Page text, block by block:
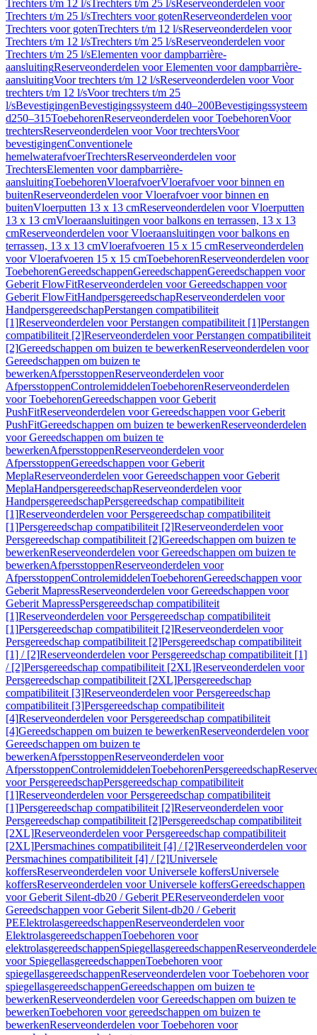
Trechters t/m 12 l/sTrechters t/m 25 l/sReserveonderdelen voor
Trechters t/m 25 l/sTrechters voor gotenReserveonderdelen voor
Trechters voor gotenTrechters t/m 12 l/sReserveonderdelen voor
Trechters t/m 12 l/sTrechters t/m 25 l/sReserveonderdelen voor
Trechters t/m 25 l/sElementen voor dampbarrière-
aansluitingReserveonderdelen voor Elementen voor dampbarrière-
aansluitingVoor trechters t/m 12 l/sReserveonderdelen voor Voor
trechters t/m 12 l/sVoor trechters t/m 25
l/sBevestigingenBevestigingssysteem d40–200Bevestigingssysteem
d250–315ToebehorenReserveonderdelen voor ToebehorenVoor
trechtersReserveonderdelen voor Voor trechtersVoor
bevestigingenConventionele
hemelwaterafvoerTrechtersReserveonderdelen voor
TrechtersElementen voor dampbarrière-
aansluitingToebehorenVloerafvoerVloerafvoer voor binnen en
buitenReserveonderdelen voor Vloerafvoer voor binnen en
buitenVloerputten 13 x 13 cmReserveonderdelen voor Vloerputten
13 x 13 cmVloeraansluitingen voor balkons en terrassen, 13 x 13
cmReserveonderdelen voor Vloeraansluitingen voor balkons en
terrassen, 13 x 13 cmVloerafvoeren 15 x 15 cmReserveonderdelen
voor Vloerafvoeren 15 x 15 cmToebehorenReserveonderdelen voor
ToebehorenGereedschappenGereedschappenGereedschappen voor
Geberit FlowFitReserveonderdelen voor Gereedschappen voor
Geberit FlowFitHandpersgereedschapReserveonderdelen voor
HandpersgereedschapPerstangen compatibiliteit
[1]Reserveonderdelen voor Perstangen compatibiliteit [1]Perstangen
compatibiliteit [2]Reserveonderdelen voor Perstangen compatibiliteit
[2]Gereedschappen om buizen te bewerkenReserveonderdelen voor
Gereedschappen om buizen te
bewerkenAfpersstoppenReserveonderdelen voor
AfpersstoppenControlemiddelenToebehorenReserveonderdelen
voor ToebehorenGereedschappen voor Geberit
PushFitReserveonderdelen voor Gereedschappen voor Geberit
PushFitGereedschappen om buizen te bewerkenReserveonderdelen
voor Gereedschappen om buizen te
bewerkenAfpersstoppenReserveonderdelen voor
AfpersstoppenGereedschappen voor Geberit
MeplaReserveonderdelen voor Gereedschappen voor Geberit
MeplaHandpersgereedschapReserveonderdelen voor
HandpersgereedschapPersgereedschap compatibiliteit
[1]Reserveonderdelen voor Persgereedschap compatibiliteit
[1]Persgereedschap compatibiliteit [2]Reserveonderdelen voor
Persgereedschap compatibiliteit [2]Gereedschappen om buizen te
bewerkenReserveonderdelen voor Gereedschappen om buizen te
bewerkenAfpersstoppenReserveonderdelen voor
AfpersstoppenControlemiddelenToebehorenGereedschappen voor
Geberit MapressReserveonderdelen voor Gereedschappen voor
Geberit MapressPersgereedschap compatibiliteit
[1]Reserveonderdelen voor Persgereedschap compatibiliteit
[1]Persgereedschap compatibiliteit [2]Reserveonderdelen voor
Persgereedschap compatibiliteit [2]Persgereedschap compatibiliteit
[1] / [2]Reserveonderdelen voor Persgereedschap compatibiliteit [1]
/ [2]Persgereedschap compatibiliteit [2XL]Reserveonderdelen voor
Persgereedschap compatibiliteit [2XL]Persgereedschap
compatibiliteit [3]Reserveonderdelen voor Persgereedschap
compatibiliteit [3]Persgereedschap compatibiliteit
[4]Reserveonderdelen voor Persgereedschap compatibiliteit
[4]Gereedschappen om buizen te bewerkenReserveonderdelen voor
Gereedschappen om buizen te
bewerkenAfpersstoppenReserveonderdelen voor
AfpersstoppenControlemiddelenToebehorenPersgereedschap
voor PersgereedschapPersgereedschap compatibiliteit
[1]Reserveonderdelen voor Persgereedschap compatibiliteit
[1]Persgereedschap compatibiliteit [2]Reserveonderdelen voor
Persgereedschap compatibiliteit [2]Persgereedschap compatibiliteit
[2XL]Reserveonderdelen voor Persgereedschap compatibiliteit
[2XL]Persmachines compatibiliteit [4] / [2]Reserveonderdelen voor
Persmachines compatibiliteit [4] / [2]Universele
koffersReserveonderdelen voor Universele koffersUniversele
koffersReserveonderdelen voor Universele koffersGereedschappen
voor Geberit Silent-db20 / Geberit PEReserveonderdelen voor
Gereedschappen voor Geberit Silent-db20 / Geberit
PEElektrolasgereedschappenReserveonderdelen voor
ElektrolasgereedschappenToebehoren voor
elektrolasgereedschappenSpiegellasgereedschappen
voor SpiegellasgereedschappenToebehoren voor
spiegellasgereedschappenReserveonderdelen voor Toebehoren voor
spiegellasgereedschappenGereedschappen om buizen te
bewerkenReserveonderdelen voor Gereedschappen om buizen te
bewerkenToebehoren voor gereedschappen om buizen te
bewerkenReserveonderdelen voor Toebehoren voor